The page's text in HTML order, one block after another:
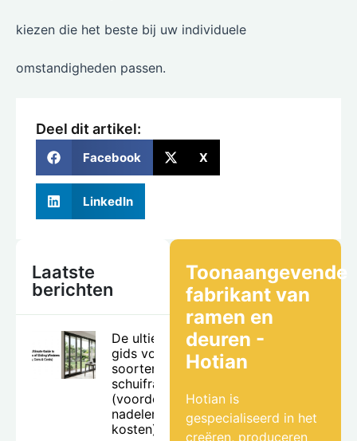
kiezen die het beste bij uw individuele
omstandigheden passen.
Deel dit artikel:
Facebook X
LinkedIn
Laatste
berichten
De ultieme
gids voor
soorten
schuiframen
(voordelen,
nadelen en
kosten)
Toonaangevende
fabrikant van
ramen en
deuren -
Hotian
Hotian is
gespecialiseerd in het
creëren, produceren